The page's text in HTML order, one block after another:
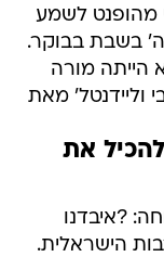
מהופנט לשמע
בשבת בבוקר.
25 שנה - היא הייתה מורה
וליידנטל' מאת
את
?איבדנו
הישראלית.